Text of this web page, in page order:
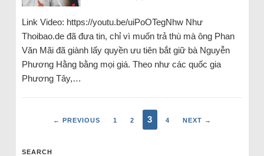
Link Video: https://youtu.be/uiPoOTegNhw Như
Thoibao.de đã đưa tin, chỉ vì muốn trả thù mà ông Phan
Văn Mãi đã giành lấy quyền ưu tiên bắt giữ bà Nguyễn
Phương Hằng bằng mọi giá. Theo như các quốc gia
Phương Tây,…
← PREVIOUS 1 2 3 4 NEXT →
SEARCH